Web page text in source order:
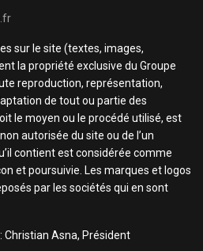
sur le site (textes, images,
la propriété exclusive du Groupe
reproduction, représentation,
de tout ou partie des
le moyen ou le procédé utilisé, est
autorisée du site ou de l’un
contient est considérée comme
et poursuivie. Les marques et logos
par les sociétés qui en sont
Christian Asna, Président